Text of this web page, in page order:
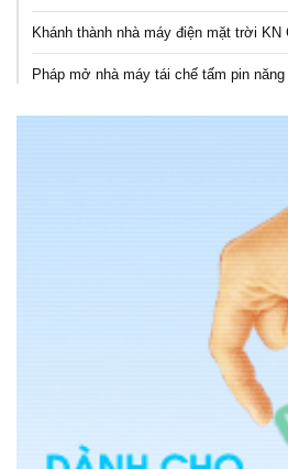
Khánh thành nhà máy điện mặt trời KN
Pháp mở nhà máy tái chế tấm pin